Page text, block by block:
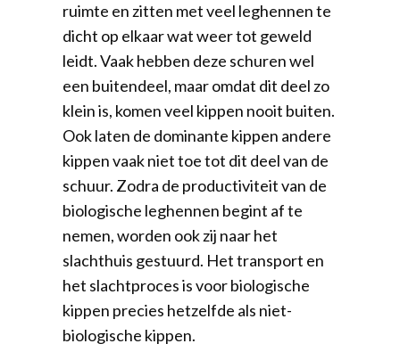
ruimte en zitten met veel leghennen te
dicht op elkaar wat weer tot geweld
leidt. Vaak hebben deze schuren wel
een buitendeel, maar omdat dit deel zo
klein is, komen veel kippen nooit buiten.
Ook laten de dominante kippen andere
kippen vaak niet toe tot dit deel van de
schuur. Zodra de productiviteit van de
biologische leghennen begint af te
nemen, worden ook zij naar het
slachthuis gestuurd. Het transport en
het slachtproces is voor biologische
kippen precies hetzelfde als niet-
biologische kippen.